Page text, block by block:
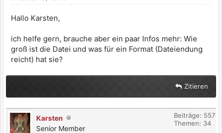
Hallo Karsten,
ich helfe gern, brauche aber ein paar Infos mehr: Wie
groß ist die Datei und was für ein Format (Dateiendung
reicht) hat sie?
Zitieren
Karsten
Senior Member
Beiträge: 557
Themen: 34